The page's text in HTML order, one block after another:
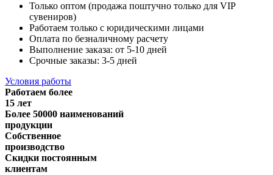
Только оптом (продажа поштучно только для VIP
сувениров)
Работаем только с юридическими лицами
Оплата по безналичному расчету
Выполнение заказа: от 5-10 дней
Срочные заказы: 3-5 дней
Условия работы
Работаем более
15 лет
Более 50000 наименований
продукции
Собственное
производство
Скидки постоянным
клиентам